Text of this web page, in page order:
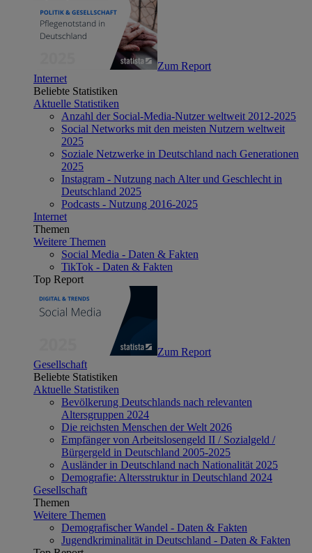
Zum Report
Internet
Beliebte Statistiken
Aktuelle Statistiken
Anzahl der Social-Media-Nutzer weltweit 2012-2025
Social Networks mit den meisten Nutzern weltweit
2025
Soziale Netzwerke in Deutschland nach Generationen
2025
Instagram - Nutzung nach Alter und Geschlecht in
Deutschland 2025
Podcasts - Nutzung 2016-2025
Internet
Themen
Weitere Themen
Social Media - Daten & Fakten
TikTok - Daten & Fakten
Top Report
Zum Report
Gesellschaft
Beliebte Statistiken
Aktuelle Statistiken
Bevölkerung Deutschlands nach relevanten
Altersgruppen 2024
Die reichsten Menschen der Welt 2026
Empfänger von Arbeitslosengeld II / Sozialgeld /
Bürgergeld in Deutschland 2005-2025
Ausländer in Deutschland nach Nationalität 2025
Demografie: Altersstruktur in Deutschland 2024
Gesellschaft
Themen
Weitere Themen
Demografischer Wandel - Daten & Fakten
Jugendkriminalität in Deutschland - Daten & Fakten